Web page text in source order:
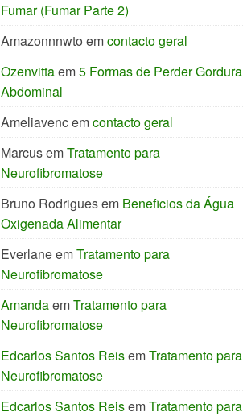
Fumar (Fumar Parte 2)
Amazonnnwto emcontacto geral
Ozenvittaem5 Formas de Perder Gordura
Abdominal
Ameliavencemcontacto geral
MarcusemTratamento para
Neurofibromatose
Bruno Rodriguesem Beneficios da Água
Oxigenada Alimentar
EverlaneemTratamento para
Neurofibromatose
AmandaemTratamento para
Neurofibromatose
Edcarlos Santos ReisemTratamento para
Neurofibromatose
Edcarlos Santos ReisemTratamento para